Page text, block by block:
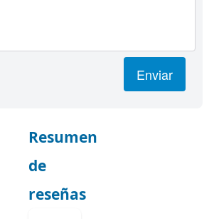
Enviar
Resumen
de
reseñas